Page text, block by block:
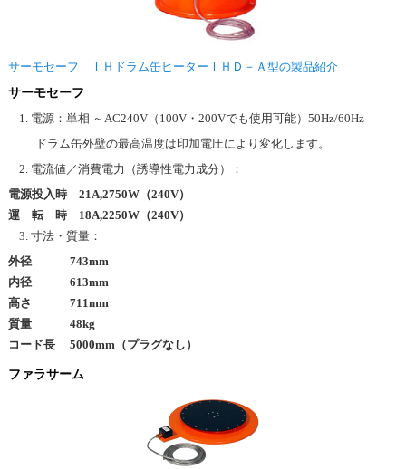
サーモセーフ ＩＨドラム缶ヒーターＩＨＤ－Ａ型の製品紹介
サーモセーフ
電源：単相 ～AC240V（100V・200Vでも使用可能）50Hz/60Hz
ドラム缶外壁の最高温度は印加電圧により変化します。
電流値／消費電力（誘導性電力成分）：
電源投入時 21A,2750W（240V）
運 転 時 18A,2250W（240V）
寸法・質量：
外径 743mm
内径 613mm
高さ 711mm
質量 48kg
コード長 5000mm（プラグなし）
ファラサーム